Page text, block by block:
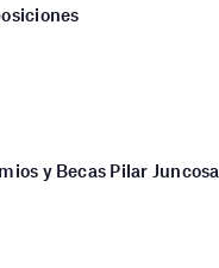
y Becas Pilar Juncosa